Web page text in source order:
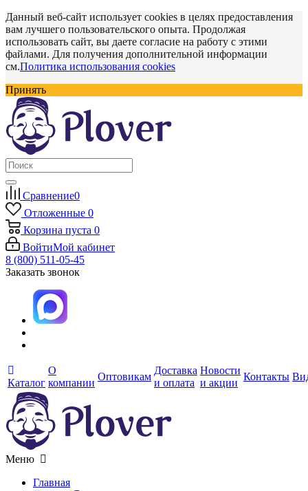
Данный веб-сайт использует cookies в целях предоставления
вам лучшего пользовательского опыта. Продолжая
использовать сайт, вы даете согласие на работу с этими
файлами. Для получения дополнительной информации
см.Политика использования cookies
Принять
Сравнение0
Отложенные 0
Корзина пуста 0
ВойтиМой кабинет
8 (800) 511-05-45
Заказать звонок
Каталог
О
компании
Оптовикам
Доставка
и оплата
Новости
и акции
Контакты
Меню
Главная